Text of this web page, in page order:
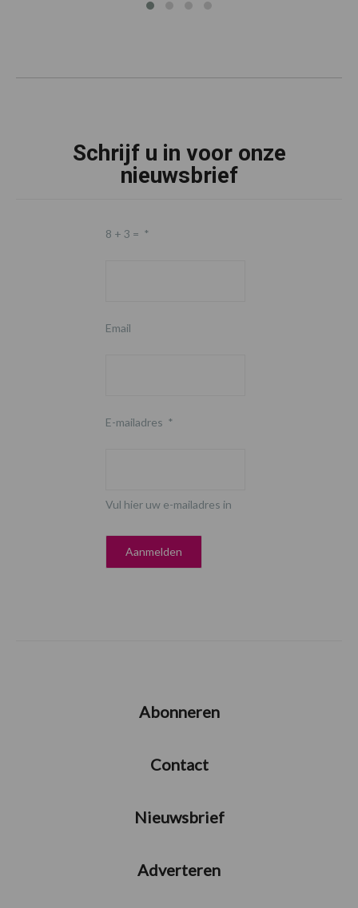
Schrijf u in voor onze
nieuwsbrief
8 + 3 = *
Email
E-mailadres *
Vul hier uw e-mailadres in
Abonneren
Contact
Nieuwsbrief
Adverteren